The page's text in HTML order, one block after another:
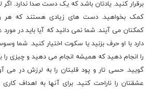
برقرار کنید. یادتان باشد که یک دست صدا ندارد. اگر
کمک بخواهید. دست های زیادی هستند که هر
کمکتان می آیند. شما نمی دانید که آیا باید در
دارد با او حرفبزنید یا سکوت اختیار کنید. شما
را انجام دهید که همیشه انجام می دهید و چیزی
گویید. حسی تار و پود قلبتان را به لرزش در می
عشقتان را ناراحت کنید. برای آنها به اهداف